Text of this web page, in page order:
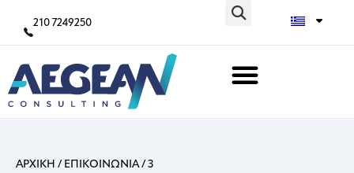
210 7249250
ΑΡΧΙΚΗ / ΕΠΙΚΟΙΝΩΝΙΑ/ 3